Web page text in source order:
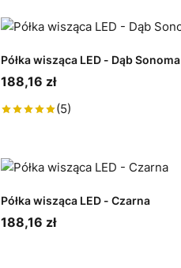
Półka wisząca LED - Dąb Sonoma
188,16 zł
(5)
Półka wisząca LED - Czarna
188,16 zł